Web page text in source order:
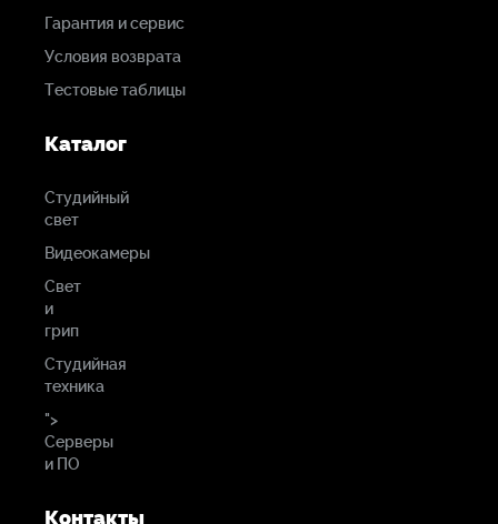
Студийные
мониторы
Adam Audio T5V
Beyerdynamic DT 990 PRO
Микрофон
Микрофонный
предусилитель
dbx 286s
микшер
Гарантия и сервис
Условия возврата
Тестовые таблицы
Каталог
Студийный
свет
Видеокамеры
Свет
и
грип
Студийная
техника
">
Серверы
и ПО
Контакты